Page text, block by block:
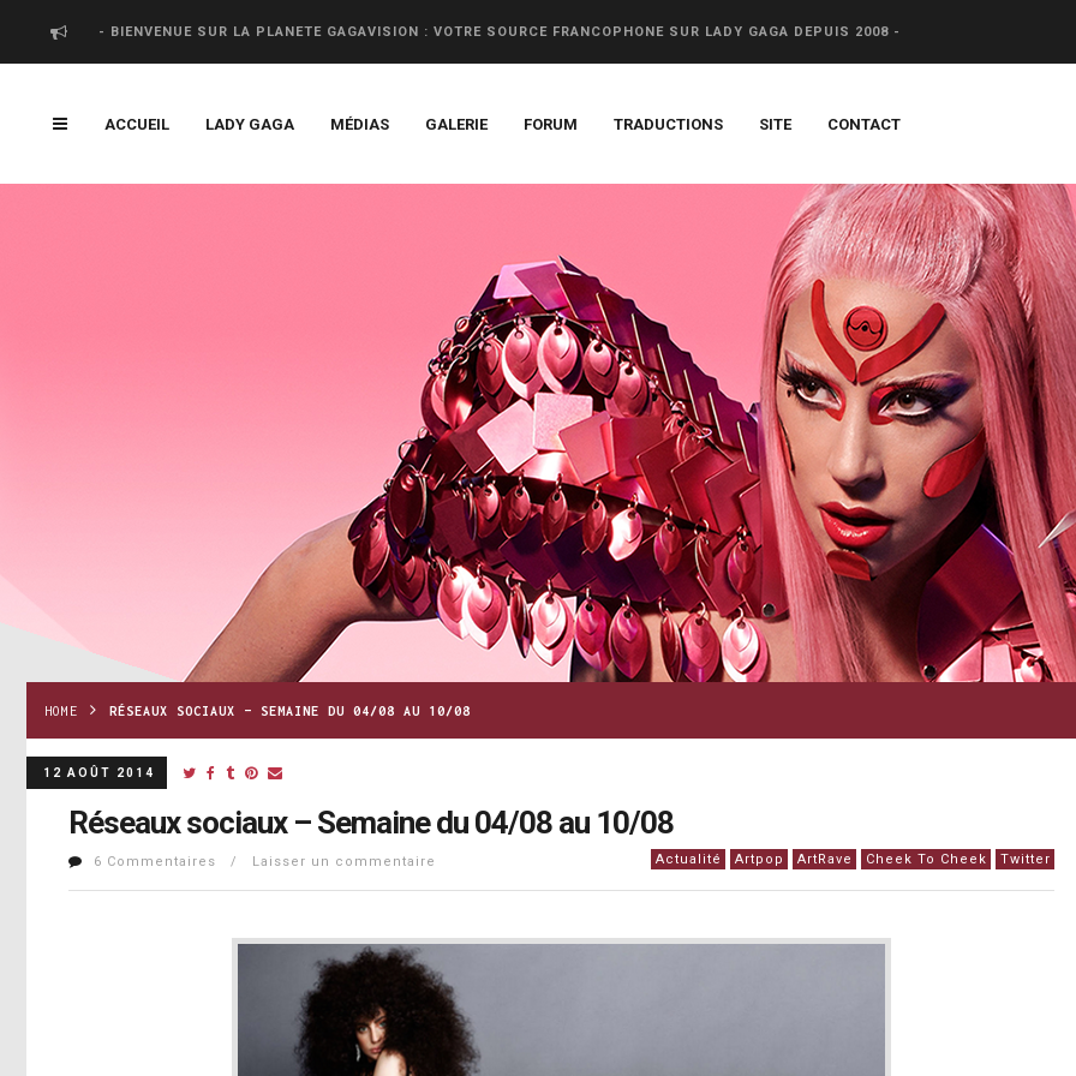
- BIENVENUE SUR LA PLANETE GAGAVISION : VOTRE SOURCE FRANCOPHONE SUR LADY GAGA DEPUIS 2008 -
ACCUEIL LADY GAGA MÉDIAS GALERIE FORUM TRADUCTIONS SITE CONTACT
HOME RÉSEAUX SOCIAUX – SEMAINE DU 04/08 AU 10/08
12 AOÛT 2014
Réseaux sociaux – Semaine du 04/08 au 10/08
6 Commentaires / Laisser un commentaire Actualité Artpop ArtRave Cheek To Cheek Twitter